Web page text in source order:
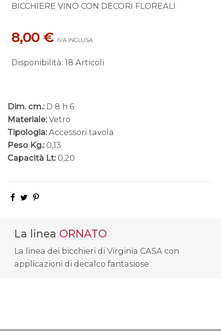
BICCHIERE VINO CON DECORI FLOREALI
8,00 € IVA INCLUSA
Disponibilità: 18 Articoli
Dim. cm.: D 8 h 6
Materiale: Vetro
Tipologia: Accessori tavola
Peso Kg.: 0,13
Capacità Lt: 0,20
La linea ORNATO
La linea dei bicchieri di Virginia CASA con
applicazioni di decalco fantasiose